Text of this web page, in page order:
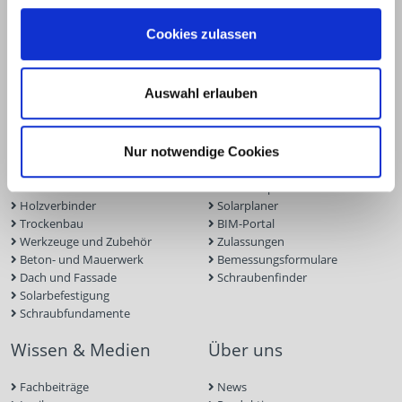
Cookies zulassen
Auswahl erlauben
Nur notwendige Cookies
+49 2331 6245-0
info@eurotec.team
Produkte
Terrassen- und Gartenbau
Holzbauschrauben
Holzverbinder
Trockenbau
Werkzeuge und Zubehör
Beton- und Mauerwerk
Dach und Fassade
Solarbefestigung
Schraubfundamente
Service
Terrassenplaner
Fassadenplaner
Solarplaner
BIM-Portal
Zulassungen
Bemessungsformulare
Schraubenfinder
Wissen & Medien
Fachbeiträge
Über uns
News